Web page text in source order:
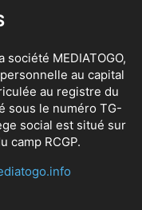
MEDIATOGO,
au capital
au registre du
sous le numéro TG-
social est situé sur
camp RCGP.